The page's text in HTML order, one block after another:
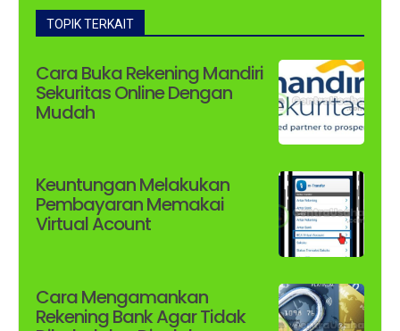
TOPIK TERKAIT
Cara Buka Rekening Mandiri
Sekuritas Online Dengan
Mudah
Keuntungan Melakukan
Pembayaran Memakai
Virtual Acount
Cara Mengamankan
Rekening Bank Agar Tidak